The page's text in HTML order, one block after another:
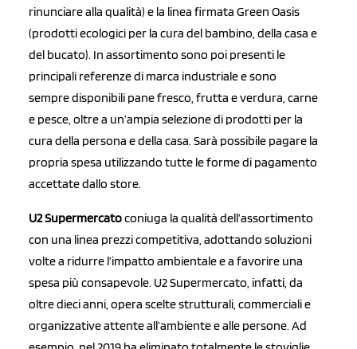
rinunciare alla qualità) e la linea firmata Green Oasis
(prodotti ecologici per la cura del bambino, della casa e
del bucato). In assortimento sono poi presenti le
principali referenze di marca industriale e sono
sempre disponibili pane fresco, frutta e verdura, carne
e pesce, oltre a un’ampia selezione di prodotti per la
cura della persona e della casa. Sarà possibile pagare la
propria spesa utilizzando tutte le forme di pagamento
accettate dallo store.
U2 Supermercatoconiuga la qualità dell’assortimento
con una linea prezzi competitiva, adottando soluzioni
volte a ridurre l’impatto ambientale e a favorire una
spesa più consapevole. U2 Supermercato, infatti, da
oltre dieci anni, opera scelte strutturali, commerciali e
organizzative attente all’ambiente e alle persone. Ad